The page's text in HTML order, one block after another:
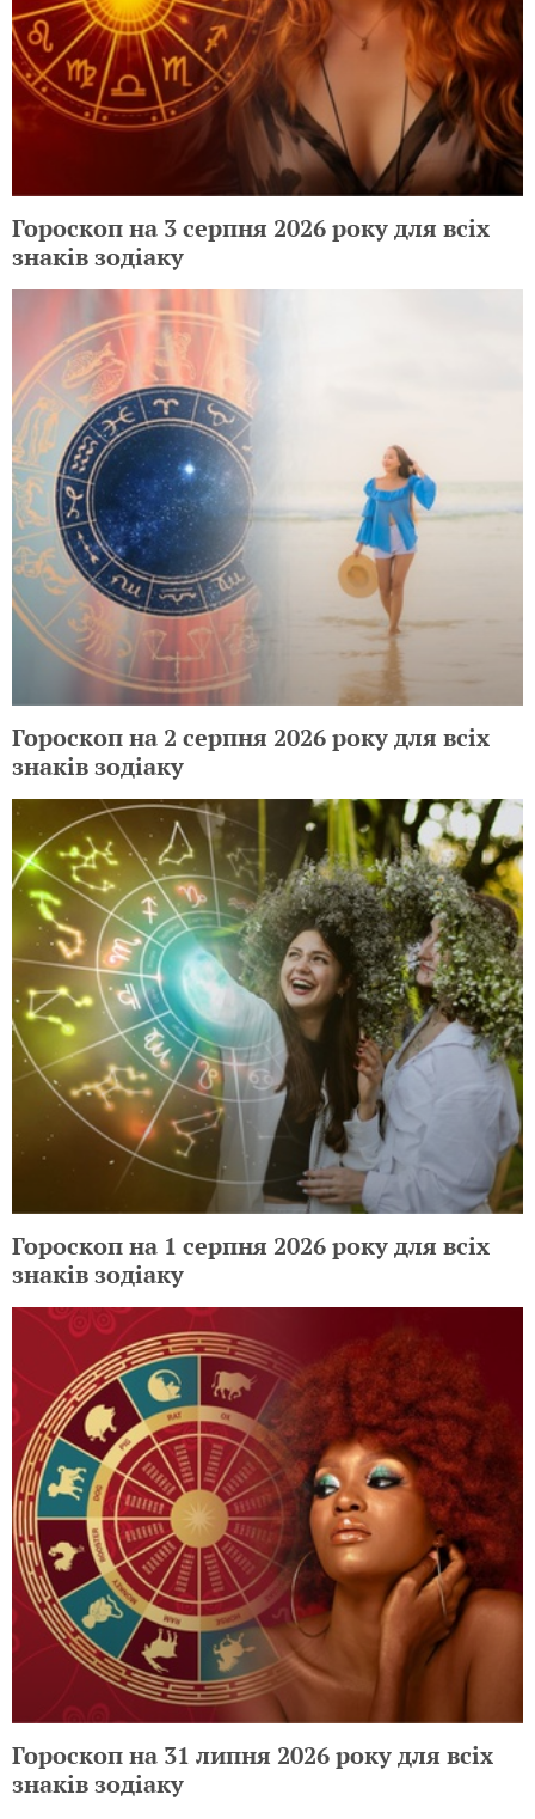
Гороскоп на 3 серпня 2026 року для всіх
знаків зодіаку
Гороскоп на 2 серпня 2026 року для всіх
знаків зодіаку
Гороскоп на 1 серпня 2026 року для всіх
знаків зодіаку
Гороскоп на 31 липня 2026 року для всіх
знаків зодіаку